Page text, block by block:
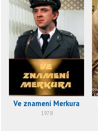
Ve znamení Merkura
1978